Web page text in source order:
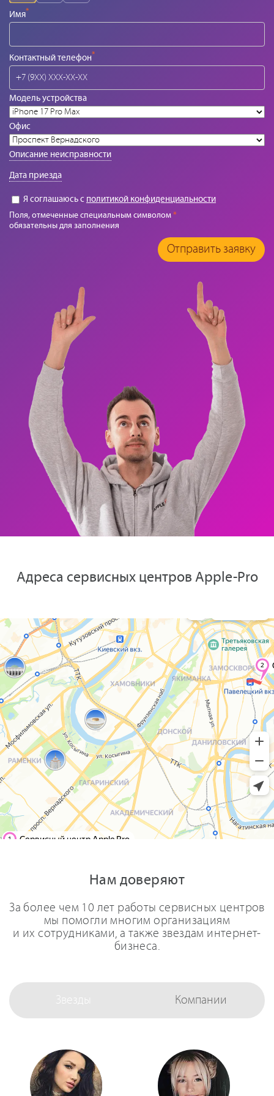
Имя*
Контактный телефон*
Модель устройства
Офис
Описание неисправности
Дата приезда
Я соглашаюсь с политикой конфиденциальности
Поля, отмеченные специальным символом*
обязательны для заполнения
Отправить заявку
Адреса сервисных центров Apple-Pro
Нам доверяют
За более чем 10 лет работы сервисных центров
мы помогли многим организациям
и их сотрудниками, а также звездам интернет-
бизнеса.
Звезды Компании